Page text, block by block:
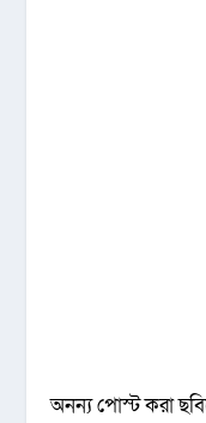
অনন্য পোস্ট করা